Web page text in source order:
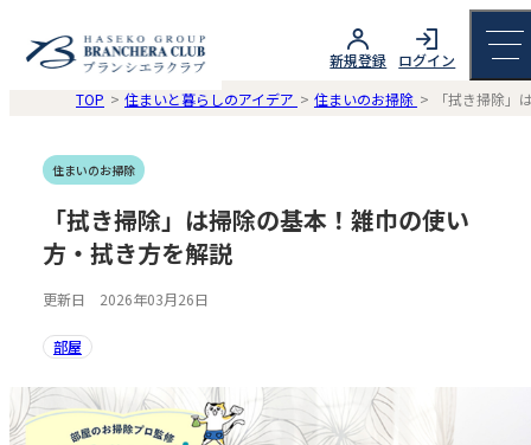
新規登録
ログイン
TOP
住まいと暮らしのアイデア 住まいのお掃除 「拭き掃除
住まいのお掃除
「拭き掃除」は掃除の基本！雑巾の使い
方・拭き方を解説
更新日 2026年03月26日
部屋